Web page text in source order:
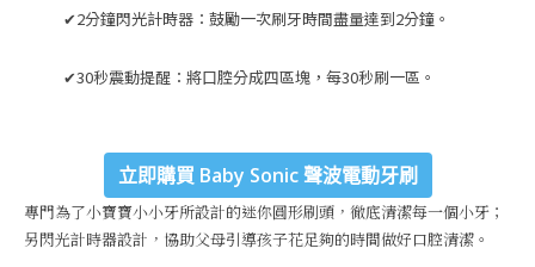
✔2分鐘閃光計時器：鼓勵一次刷牙時間盡量達到2分鐘。
✔30秒震動提醒：將口腔分成四區塊，每30秒刷一區。
立即購買 Baby Sonic 聲波電動牙刷
專門為了小寶寶小小牙所設計的迷你圓形刷頭，徹底清潔每一個小牙；
另閃光計時器設計，協助父母引導孩子花足夠的時間做好口腔清潔。